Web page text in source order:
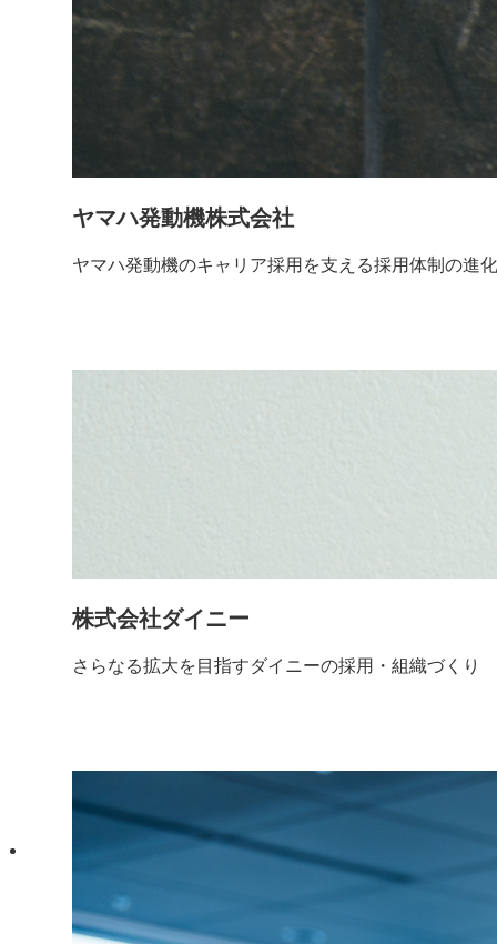
ヤマハ発動機株式会社
ヤマハ発動機のキャリア採用を支える採用体制の進
株式会社ダイニー
さらなる拡大を目指すダイニーの採用・組織づくり